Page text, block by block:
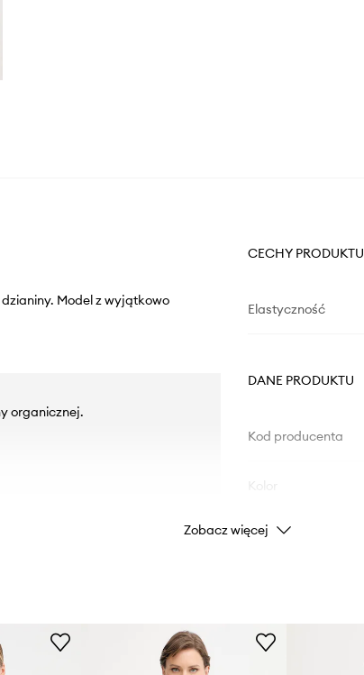
Model z wyjątkowo
organicznej.
CECHY PRODUKTU
Elastyczność
DANE PRODUKTU
Kod producenta
Marka
ID Produktu
Zobacz więcej